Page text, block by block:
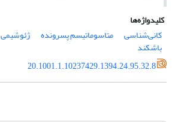
کلیدواژه‌ها
کانی‌شناسی
متاسوماتیسم پسرونده ژئوشیمی
باشکند
20.1001.1.10237429.1394.24.95.32.8